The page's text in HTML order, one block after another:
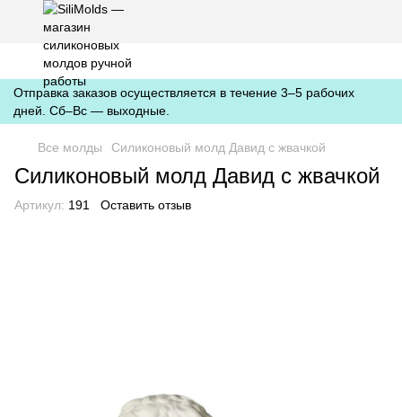
https://silimolds.com.ua//.well-known/apple-developer-merchantid-
domain-association
Отправка заказов осуществляется в течение 3–5 рабочих
дней. Сб–Вс — выходные.
Все молды Силиконовый молд Давид с жвачкой
Силиконовый молд Давид с жвачкой
Артикул: 191 Оставить отзыв